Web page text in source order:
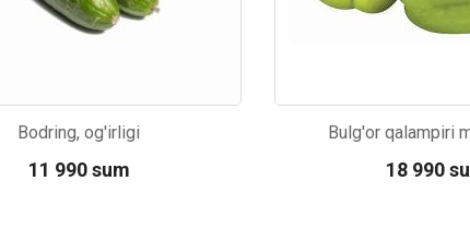
Bodring, og'irligi
11 990 sum
Bulg'or qalampiri
18 990